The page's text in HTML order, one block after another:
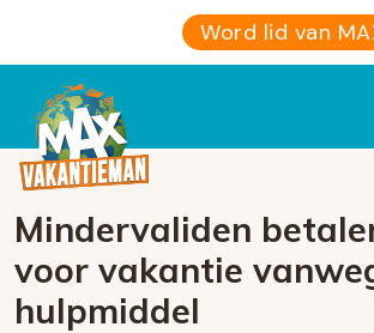
Word lid van
Mindervaliden
voor vakantie
hulpmiddel